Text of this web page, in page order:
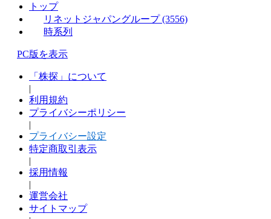
トップ
リネットジャパングループ (3556)
時系列
PC版を表示
「株探」について
|
利用規約
プライバシーポリシー
|
プライバシー設定
特定商取引表示
|
採用情報
|
運営会社
サイトマップ